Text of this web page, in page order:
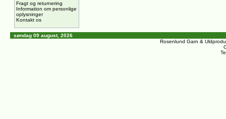
Fragt og returnering
Information om personlige
oplysninger
Kontakt os
søndag 09 august, 2026
Rosenlund Garn &